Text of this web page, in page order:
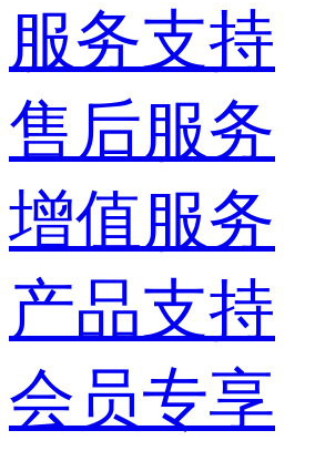
服务支持
售后服务
增值服务
产品支持
会员专享